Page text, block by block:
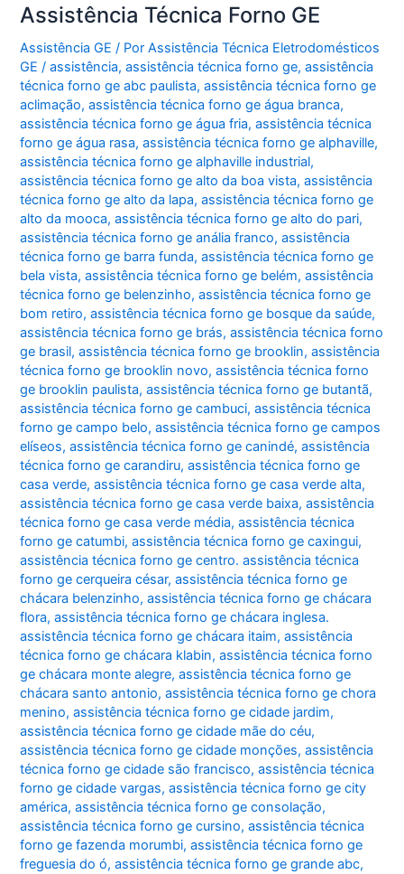
Assistência Técnica Forno GE
Assistência GE / PorAssistência Técnica Eletrodomésticos
GE/assistência,assistência técnica forno ge,assistência
técnica forno ge abc paulista,assistência técnica forno ge
aclimação,assistência técnica forno ge água branca,
assistência técnica forno ge água fria,assistência técnica
forno ge água rasa,assistência técnica forno ge alphaville,
assistência técnica forno ge alphaville industrial,
assistência técnica forno ge alto da boa vista,assistência
técnica forno ge alto da lapa,assistência técnica forno ge
alto da mooca,assistência técnica forno ge alto do pari,
assistência técnica forno ge anália franco,assistência
técnica forno ge barra funda,assistência técnica forno ge
bela vista,assistência técnica forno ge belém,assistência
técnica forno ge belenzinho,assistência técnica forno ge
bom retiro,assistência técnica forno ge bosque da saúde,
assistência técnica forno ge brás,assistência técnica forno
ge brasil,assistência técnica forno ge brooklin,assistência
técnica forno ge brooklin novo,assistência técnica forno
ge brooklin paulista,assistência técnica forno ge butantã,
assistência técnica forno ge cambuci,assistência técnica
forno ge campo belo,assistência técnica forno ge campos
elíseos,assistência técnica forno ge canindé,assistência
técnica forno ge carandiru,assistência técnica forno ge
casa verde,assistência técnica forno ge casa verde alta,
assistência técnica forno ge casa verde baixa,assistência
técnica forno ge casa verde média,assistência técnica
forno ge catumbi,assistência técnica forno ge caxingui,
assistência técnica forno ge centro. assistência técnica
forno ge cerqueira césar,assistência técnica forno ge
chácara belenzinho,assistência técnica forno ge chácara
flora,assistência técnica forno ge chácara inglesa.
assistência técnica forno ge chácara itaim,assistência
técnica forno ge chácara klabin,assistência técnica forno
ge chácara monte alegre,assistência técnica forno ge
chácara santo antonio,assistência técnica forno ge chora
menino,assistência técnica forno ge cidade jardim,
assistência técnica forno ge cidade mãe do céu,
assistência técnica forno ge cidade monções,assistência
técnica forno ge cidade são francisco,assistência técnica
forno ge cidade vargas,assistência técnica forno ge city
américa,assistência técnica forno ge consolação,
assistência técnica forno ge cursino,assistência técnica
forno ge fazenda morumbi,assistência técnica forno ge
freguesia do ó,assistência técnica forno ge grande abc,